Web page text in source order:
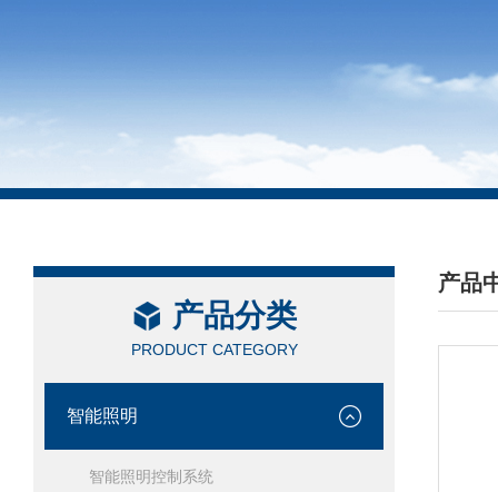
产品分类
PRODUCT CATEGORY
智能照明
智能照明控制系统
产品
/